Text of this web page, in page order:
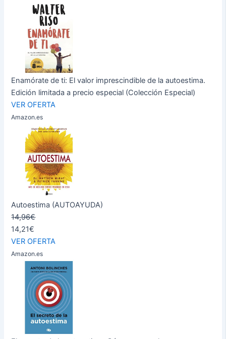
Enamórate de ti: El valor imprescindible de la autoestima.
Edición limitada a precio especial (Colección Especial)
VER OFERTA
Amazon.es
Autoestima (AUTOAYUDA)
14,96€
14,21€
VER OFERTA
Amazon.es